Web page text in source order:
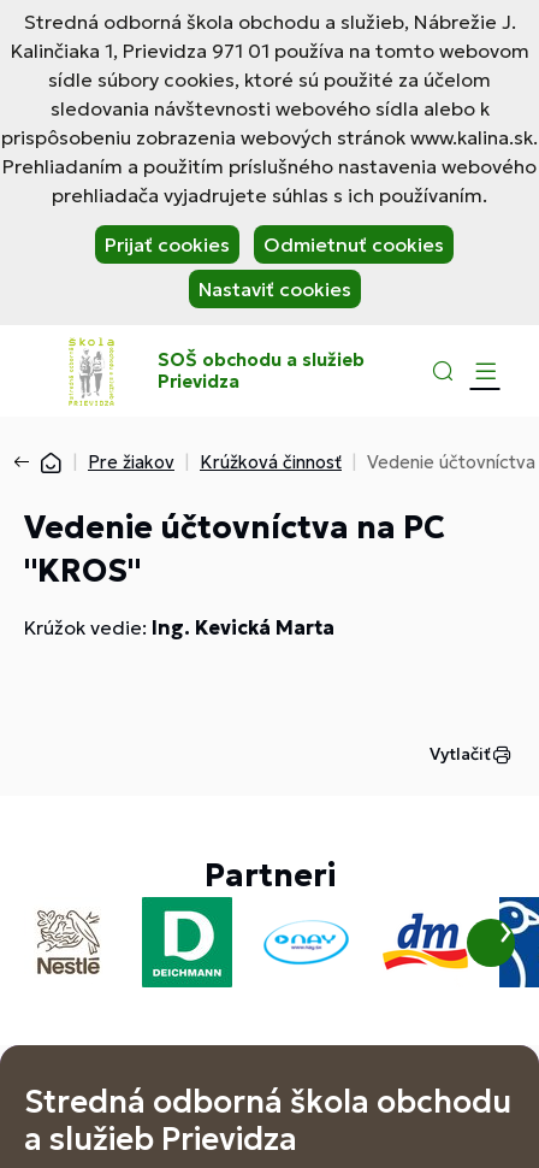
Stredná odborná škola obchodu a služieb, Nábrežie J.
Kalinčiaka 1, Prievidza 971 01 používa na tomto webovom
sídle súbory cookies, ktoré sú použité za účelom
sledovania návštevnosti webového sídla alebo k
prispôsobeniu zobrazenia webových stránok www.kalina.sk.
Prehliadaním a použitím príslušného nastavenia webového
prehliadača vyjadrujete súhlas s ich používaním.
Prijať cookies
Odmietnuť cookies
Nastaviť cookies
SOŠ obchodu a služieb
Prievidza
Pre žiakov Krúžková činnosť Vedenie účtovníctva
Vedenie účtovníctva na PC
"KROS"
Krúžok vedie: Ing. Kevická Marta
Vytlačiť
Partneri
Stredná odborná škola obchodu
a služieb Prievidza